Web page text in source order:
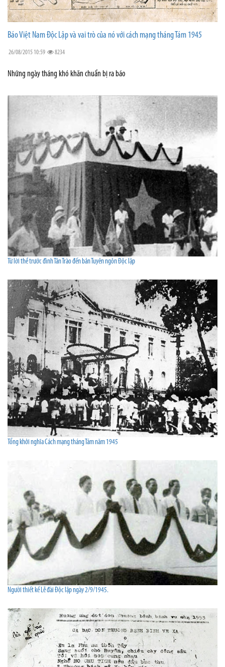
Báo Việt Nam Độc Lập và vai trò của nó với cách mạng tháng Tám 1945
26/08/2015 10:59 8234
Những ngày tháng khó khăn chuẩn bị ra báo
Từ lời thề trước đình Tân Trào đến bản Tuyên ngôn Độc lập
Tổng khởi nghĩa Cách mạng tháng Tám năm 1945
Người thiết kế Lễ đài Độc lập ngày 2/9/1945.